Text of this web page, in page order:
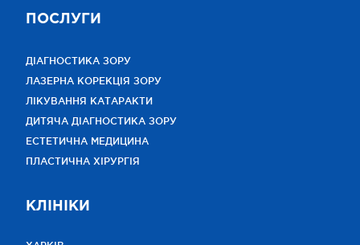
ПОСЛУГИ
ДІАГНОСТИКА ЗОРУ
ЛАЗЕРНА КОРЕКЦІЯ ЗОРУ
ЛІКУВАННЯ КАТАРАКТИ
ДИТЯЧА ДІАГНОСТИКА ЗОРУ
ЕСТЕТИЧНА МЕДИЦИНА
ПЛАСТИЧНА ХІРУРГІЯ
КЛІНІКИ